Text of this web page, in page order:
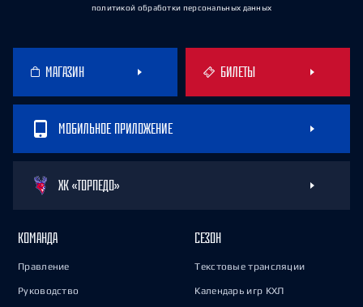
политикой обработки персональных данных
МАГАЗИН БИЛЕТЫ
МОБИЛЬНОЕ ПРИЛОЖЕНИЕ
ХК «ТОРПЕДО»
КОМАНДА
Правление
Руководство
СЕЗОН
Текстовые трансляции
Календарь игр КХЛ